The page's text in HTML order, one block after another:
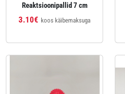
Reaktsioonipallid 7 cm
3.10€ koos käibemaksuga